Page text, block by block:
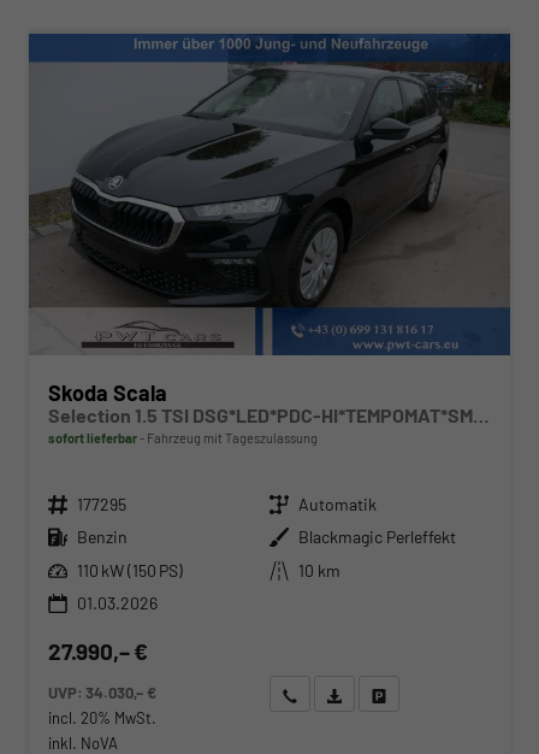
Skoda Scala
Selection 1.5 TSI DSG*LED*PDC-HI*TEMPOMAT*SMARTLINK*SHZ*KLIMA*RADIO
sofort lieferbar Fahrzeug mit Tageszulassung
Fahrzeugnr. 177295 Getriebe Automatik
Kraftstoff Benzin Außenfarbe Blackmagic Perleffekt
Leistung 110 kW (150 PS) Kilometerstand
10 km
01.03.2026
27.990,– €
UVP:34.030,– €
incl. 20% MwSt.
inkl. NoVA
Wir rufen Sie anAngebot drucken (PDF)